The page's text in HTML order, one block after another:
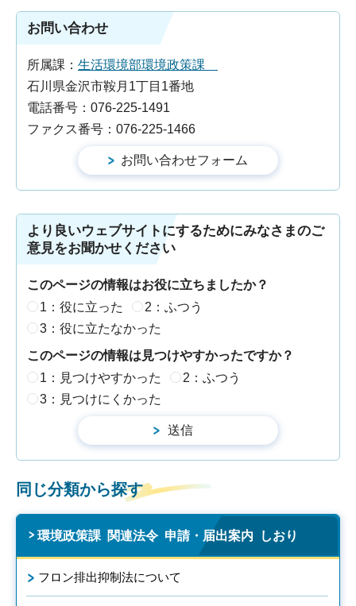
お問い合わせ
所属課： 生活環境部環境政策課
石川県金沢市鞍月1丁目1番地
電話番号：076-225-1491
ファクス番号：076-225-1466
より良いウェブサイトにするためにみなさまのご
意見をお聞かせください
このページの情報はお役に立ちましたか？
1：役に立った
2：ふつう
3：役に立たなかった
このページの情報は見つけやすかったですか？
1：見つけやすかった
2：ふつう
3：見つけにくかった
同じ分類から探す
環境政策課 関連法令 申請・届出案内 しおり
フロン排出抑制法について